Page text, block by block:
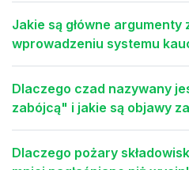
Jakie są główne argumenty
wprowadzeniu systemu
Dlaczego czad nazywany
zabójcą" i jakie są objawy
Dlaczego pożary